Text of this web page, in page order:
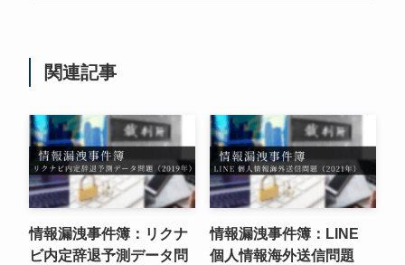
関連記事
情報漏洩事件簿：リクナ
ビ内定辞退予測データ問
情報漏洩事件簿：LINE
個人情報海外送信問題